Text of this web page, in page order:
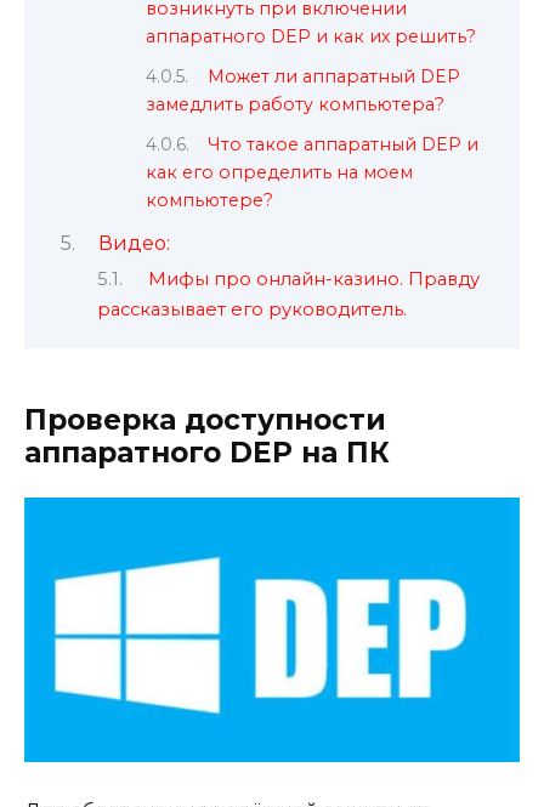
возникнуть при включении
аппаратного DEP и как их решить?
Может ли аппаратный DEP
замедлить работу компьютера?
Что такое аппаратный DEP и
как его определить на моем
компьютере?
Видео:
Мифы про онлайн-казино. Правду
рассказывает его руководитель.
Проверка доступности
аппаратного DEP на ПК